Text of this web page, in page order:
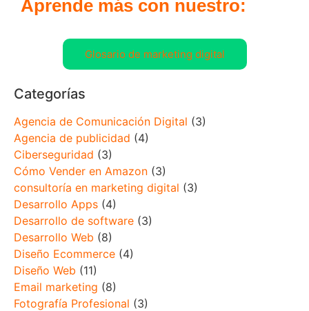
Aprende más con nuestro:
Glosario de marketing digital
Categorías
Agencia de Comunicación Digital (3)
Agencia de publicidad (4)
Ciberseguridad (3)
Cómo Vender en Amazon (3)
consultoría en marketing digital (3)
Desarrollo Apps (4)
Desarrollo de software (3)
Desarrollo Web (8)
Diseño Ecommerce (4)
Diseño Web (11)
Email marketing (8)
Fotografía Profesional (3)